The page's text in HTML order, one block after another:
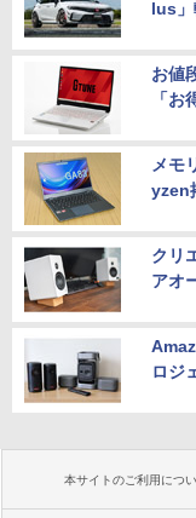
lus」
お値
「お
メモ
yzen
クリ
アオ
ロジ
本サイトのご利用につ